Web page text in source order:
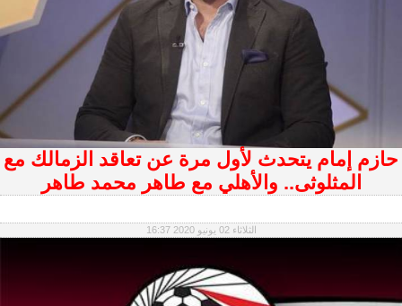
حازم إمام يتحدث لأول مرة عن تعاقد الزمالك مع
المثلوثى.. والأهلي مع طاهر محمد طاهر
الثلاثاء 02 يونيو 2020 16:37